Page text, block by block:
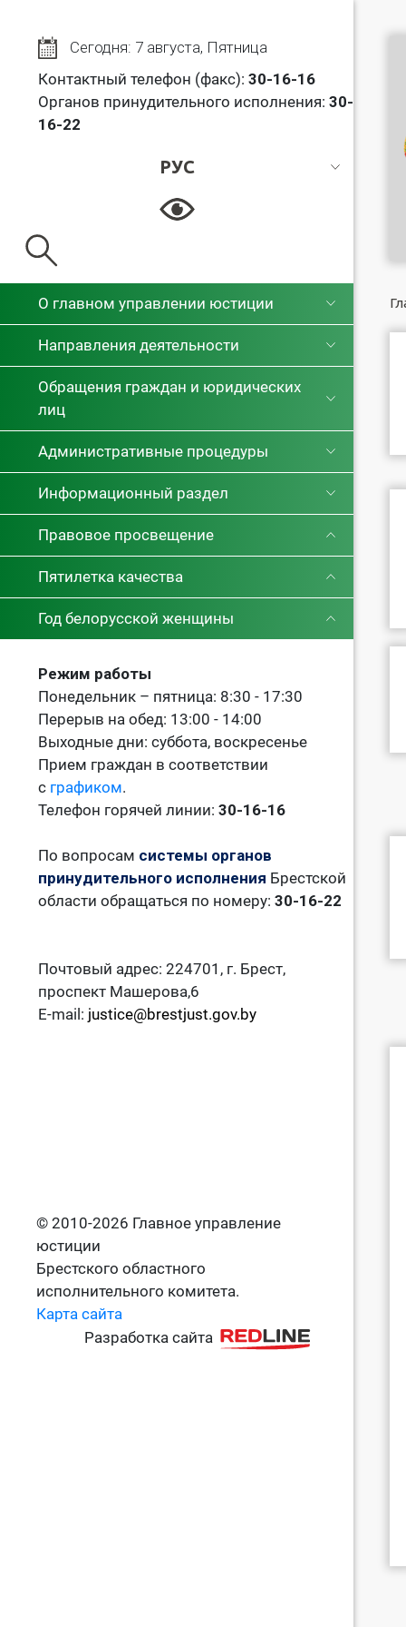
Сегодня: 7 августа, Пятница
Контактный телефон (факс): 30-16-16
Органов принудительного исполнения: 30-
16-22
РУС
РУС
О главном управлении юстиции
Направления деятельности
Обращения граждан и юридических
лиц
Административные процедуры
Информационный раздел
Правовое просвещение
Пятилетка качества
Год белорусской женщины
Режим работы
Понедельник – пятница: 8:30 - 17:30
Перерыв на обед: 13:00 - 14:00
Выходные дни: суббота, воскресенье
Прием граждан в соответствии
с графиком.
Телефон горячей линии: 30-16-16
По вопросам системы органов
принудительного исполнения Брестской
области обращаться по номеру: 30-16-22
Почтовый адрес: 224701, г. Брест,
проспект Машерова,6
E-mail: justice@brestjust.gov.by
© 2010-2026 Главное управление
юстиции
Брестского областного
исполнительного комитета.
Карта сайта
Разработка сайта